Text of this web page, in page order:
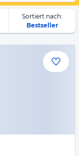
Sortiert nach:
Bestseller